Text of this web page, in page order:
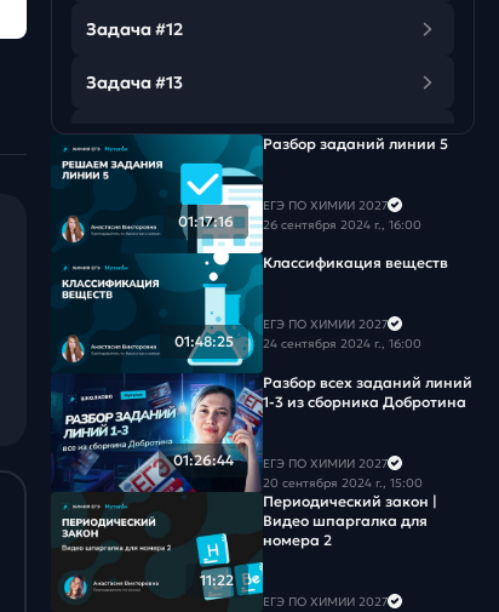
Задача #12
Задача #13
Задача #14
Задача #16
Задача #17
Задача #18
Задача #19
Задача #20
Задача #21
Задача #22
01:17:16
Разбор заданий линии 5
ЕГЭ ПО ХИМИИ 2027
26 сентября 2024 г., 16:00
01:48:25
Классификация веществ
ЕГЭ ПО ХИМИИ 2027
24 сентября 2024 г., 16:00
01:26:44
Разбор всех заданий линий
1-3 из сборника Добротина
ЕГЭ ПО ХИМИИ 2027
20 сентября 2024 г., 15:00
11:22
Периодический закон |
Видео шпаргалка для
номера 2
ЕГЭ ПО ХИМИИ 2027